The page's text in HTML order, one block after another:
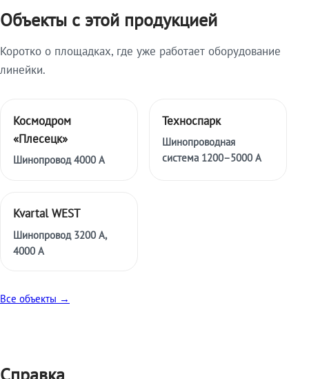
Объекты с этой продукцией
Коротко о площадках, где уже работает оборудование
линейки.
Космодром
«Плесецк»
Шинопровод 4000 А
Техноспарк
Шинопроводная
система 1200–5000 А
Kvartal WEST
Шинопровод 3200 А,
4000 А
Все объекты →